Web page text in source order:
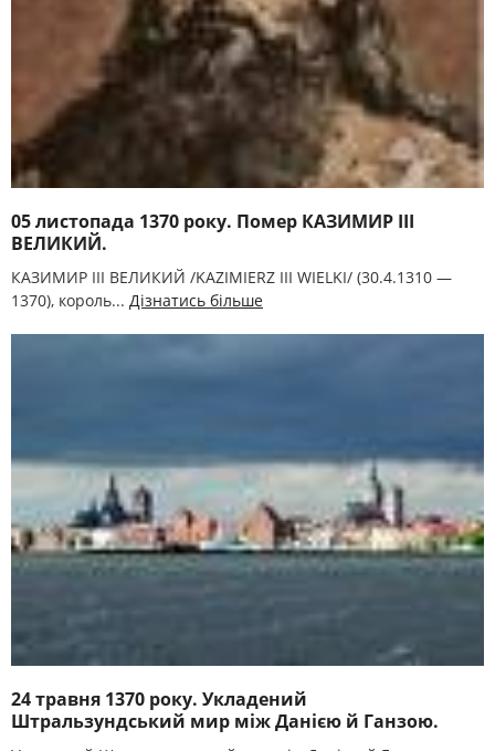
05 листопада 1370 року. Помер КАЗИМИР III
ВЕЛИКИЙ.
КАЗИМИР III ВЕЛИКИЙ /KAZIMIERZ III WIELKI/ (30.4.1310 —
1370), король... Дізнатись більше
24 травня 1370 року. Укладений
Штральзундський мир між Данією й Ганзою.